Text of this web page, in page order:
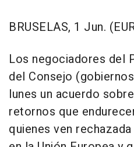
BRUSELAS, 1 Jun.
Los negociadores del
del Consejo
lunes un acuerdo
retornos que
quienes ven